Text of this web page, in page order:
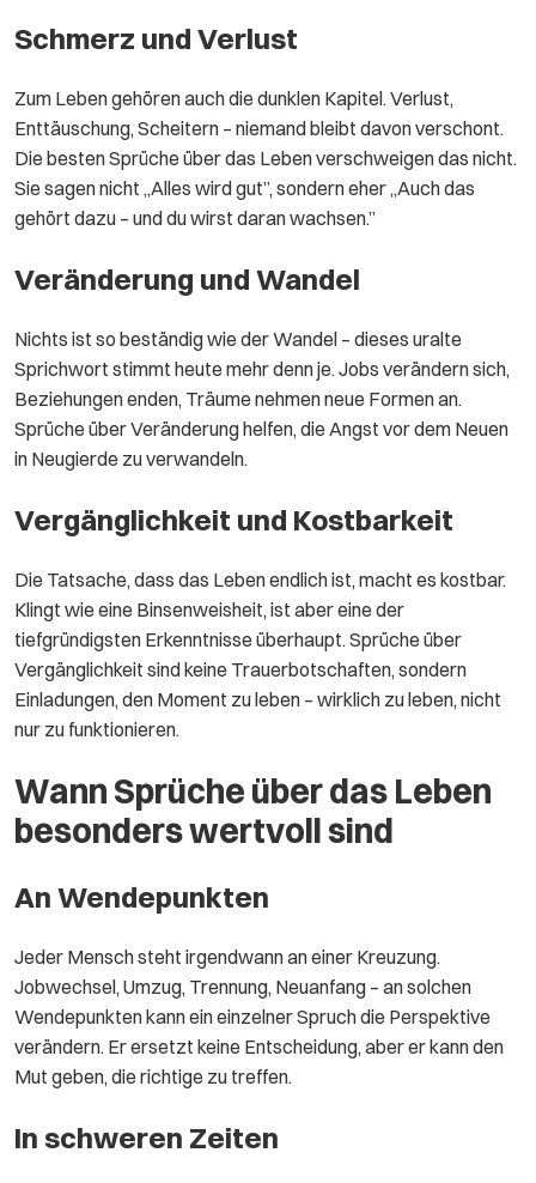
Schmerz und Verlust
Zum Leben gehören auch die dunklen Kapitel. Verlust,
Enttäuschung, Scheitern – niemand bleibt davon verschont.
Die besten Sprüche über das Leben verschweigen das nicht.
Sie sagen nicht „Alles wird gut”, sondern eher „Auch das
gehört dazu – und du wirst daran wachsen.”
Veränderung und Wandel
Nichts ist so beständig wie der Wandel – dieses uralte
Sprichwort stimmt heute mehr denn je. Jobs verändern sich,
Beziehungen enden, Träume nehmen neue Formen an.
Sprüche über Veränderung helfen, die Angst vor dem Neuen
in Neugierde zu verwandeln.
Vergänglichkeit und Kostbarkeit
Die Tatsache, dass das Leben endlich ist, macht es kostbar.
Klingt wie eine Binsenweisheit, ist aber eine der
tiefgründigsten Erkenntnisse überhaupt. Sprüche über
Vergänglichkeit sind keine Trauerbotschaften, sondern
Einladungen, den Moment zu leben – wirklich zu leben, nicht
nur zu funktionieren.
Wann Sprüche über das Leben
besonders wertvoll sind
An Wendepunkten
Jeder Mensch steht irgendwann an einer Kreuzung.
Jobwechsel, Umzug, Trennung, Neuanfang – an solchen
Wendepunkten kann ein einzelner Spruch die Perspektive
verändern. Er ersetzt keine Entscheidung, aber er kann den
Mut geben, die richtige zu treffen.
In schweren Zeiten